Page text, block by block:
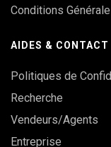
Conditions
AIDES & CONTACT
Politiques de
Recherche
Vendeurs/Agents
Entreprise